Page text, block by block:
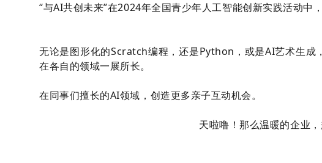
“与AI共创未来”在2024年全国青少年人工智能创新实践活动中
无论是图形化的Scratch编程，还是Python，或是AI艺术生成
在各自的领域一展所长。
在同事们擅长的AI领域，创造更多亲子互动机会。
天啦噜！那么温暖的企业，